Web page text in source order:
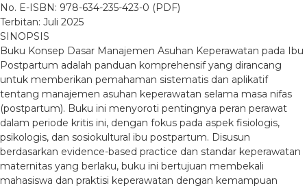
No. E-ISBN: 978-634-235-423-0 (PDF)
Terbitan: Juli 2025
SINOPSIS
Buku Konsep Dasar Manajemen Asuhan Keperawatan pada Ibu
Postpartum adalah panduan komprehensif yang dirancang
untuk memberikan pemahaman sistematis dan aplikatif
tentang manajemen asuhan keperawatan selama masa nifas
(postpartum). Buku ini menyoroti pentingnya peran perawat
dalam periode kritis ini, dengan fokus pada aspek fisiologis,
psikologis, dan sosiokultural ibu postpartum. Disusun
berdasarkan evidence-based practice dan standar keperawatan
maternitas yang berlaku, buku ini bertujuan membekali
mahasiswa dan praktisi keperawatan dengan kemampuan